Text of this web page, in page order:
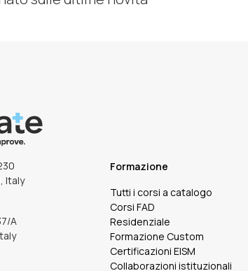
Italy
A
Formazione
Tutti i corsi a catalogo
Corsi FAD
Residenziale
Formazione Custom
Certificazioni EISM
Collaborazioni istituzionali